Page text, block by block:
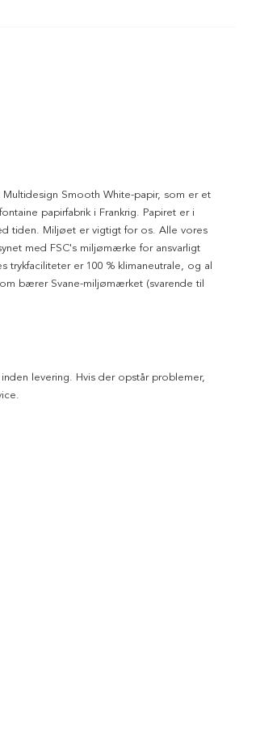
Smooth White-papir, som er et
papirfabrik i Frankrig. Papiret er i
tiden. Miljøet er vigtigt for os. Alle vores
med FSC's miljømærke for ansvarligt
trykfaciliteter er 100 % klimaneutrale, og al
bærer Svane-miljømærket (svarende til
levering. Hvis der opstår problemer,